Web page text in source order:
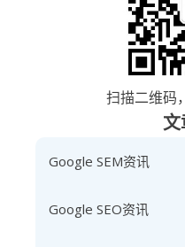
扫描二维码
文
Google SEM资讯
Google SEO资讯